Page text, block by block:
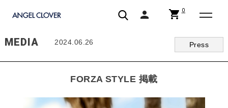
エンジェルクローバー | ANGEL CLOVER
person shopping_cart 0
MEDIA 2024.06.26 Press
FORZA STYLE 掲載